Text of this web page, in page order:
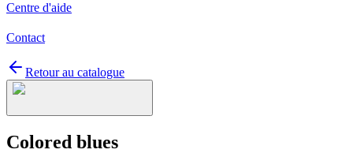
Centre d'aide
Contact
Retour au catalogue
Colored blues